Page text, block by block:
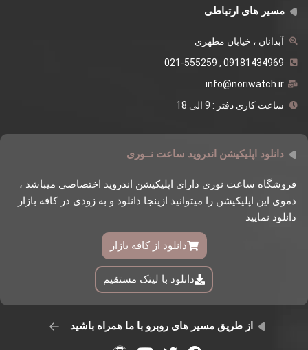
مسیر های ارتباطی
آبدانان ، خیابان مطهری
09181434969 , 021-555259
info@noriwatch.ir
ساعت کاری دفتر : 9 الی 18
دانلود اپلیکیشن اندروید ساعت نــوری
فروشگاه ساعت نوری دارای اپلیکیشن اندروید اختصاصی میباشد ،
دموی این اپلیکیشن را میتوانید ازینجا دانلود و به زودی در کافه بازار
دانلود نمایید
دانلود از کافه بازار
دانلود با لینک مستقیم
از طریق مسیر های روبرو با ما همراه باشید